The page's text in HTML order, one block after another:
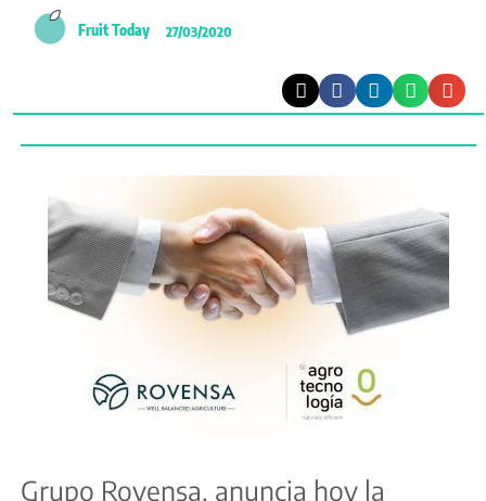
Fruit Today 27/03/2020
Grupo Rovensa, anuncia hoy la